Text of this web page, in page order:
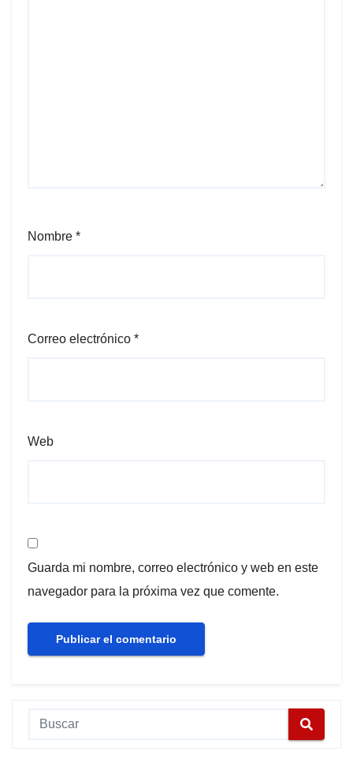
Nombre *
Correo electrónico *
Web
Guarda mi nombre, correo electrónico y web en este
navegador para la próxima vez que comente.